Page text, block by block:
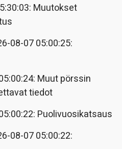
Muutokset
08-07 05:00:25:
Muut pörssin
tiedot
Puolivuosikatsaus
08-07 05:00:22: